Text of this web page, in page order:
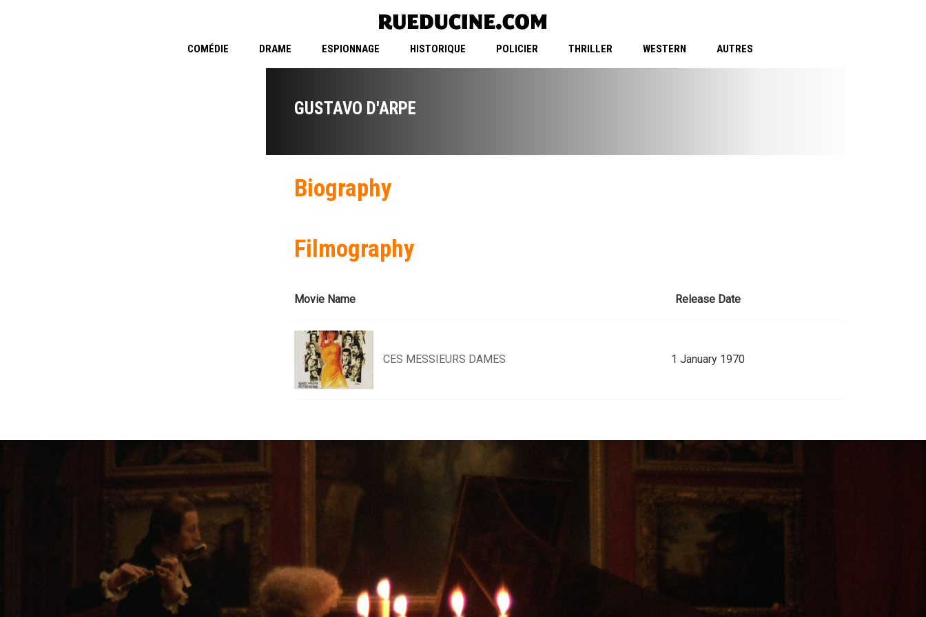
COMÉDIE DRAME ESPIONNAGE HISTORIQUE POLICIER THRILLER WESTERN AUTRES
GUSTAVO D'ARPE
Biography
Filmography
Movie Name Release Date
CES MESSIEURS DAMES 1 January 1970